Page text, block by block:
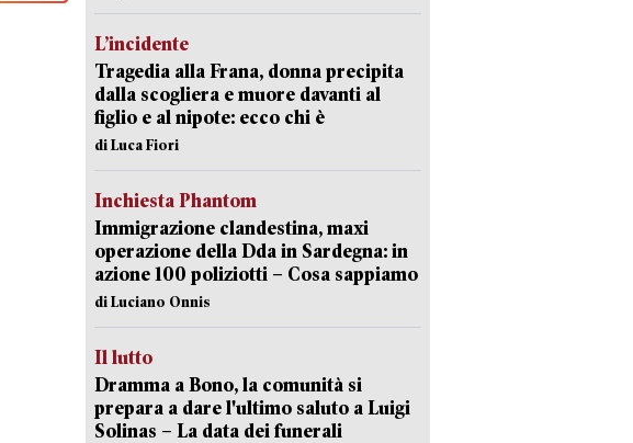
L’incidente
Tragedia alla Frana, donna precipita
dalla scogliera e muore davanti al
figlio e al nipote: ecco chi è
di Luca Fiori
Inchiesta Phantom
Immigrazione clandestina, maxi
operazione della Dda in Sardegna: in
azione 100 poliziotti – Cosa sappiamo
di Luciano Onnis
Il lutto
Dramma a Bono, la comunità si
prepara a dare l'ultimo saluto a Luigi
Solinas – La data dei funerali